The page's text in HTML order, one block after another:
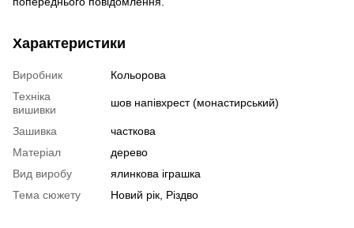
Характеристики
Виробник
Кольорова
Техніка
вишивки
шов напівхрест (монастирський)
Зашивка
часткова
Матеріал
дерево
Вид виробу
ялинкова іграшка
Тема сюжету
Новий рік, Різдво